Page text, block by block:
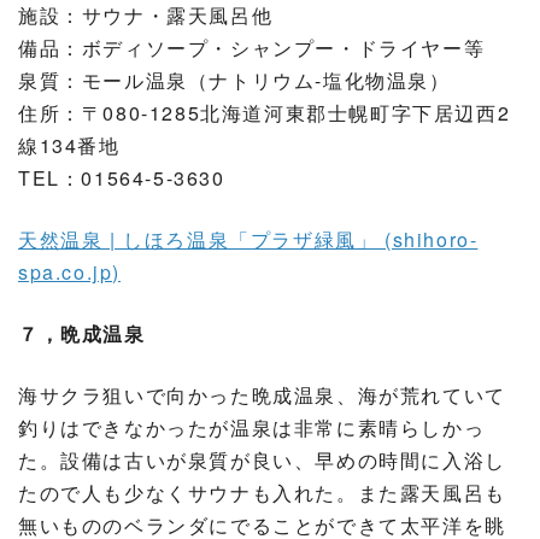
施設：サウナ・露天風呂他
備品：ボディソープ・シャンプー・ドライヤー等
泉質：モール温泉（ナトリウム-塩化物温泉）
住所：〒080-1285北海道河東郡士幌町字下居辺西2
線134番地
TEL：01564-5-3630
天然温泉 | しほろ温泉「プラザ緑風」 (shihoro-
spa.co.jp)
７，晩成温泉
海サクラ狙いで向かった晩成温泉、海が荒れていて
釣りはできなかったが温泉は非常に素晴らしかっ
た。設備は古いが泉質が良い、早めの時間に入浴し
たので人も少なくサウナも入れた。また露天風呂も
無いもののベランダにでることができて太平洋を眺